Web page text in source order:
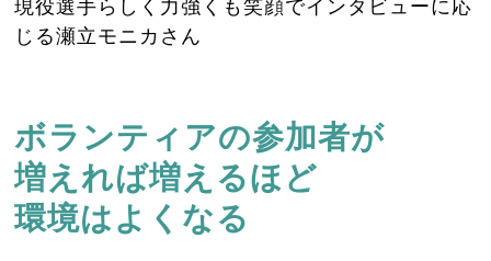
現役選手らしく力強くも笑顔でインタビューに応
じる瀬立モニカさん
ボランティアの参加者が
増えれば増えるほど
環境はよくなる